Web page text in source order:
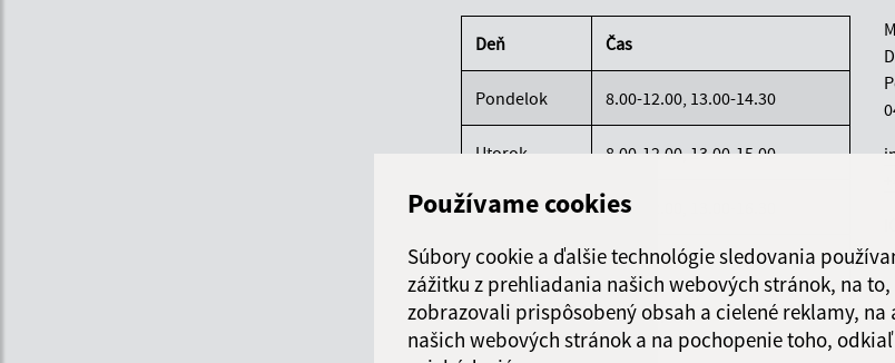
Používame cookies
Súbory cookie a ďalšie technológie sledovania
zážitku z prehliadania našich webových stránok, na
zobrazovali prispôsobený obsah a cielené reklamy, na
našich webových stránok a na pochopenie toho,
Deň Čas
Pondelok 8.00-12.00, 13.00-14.30
Utorok 8.00-12.00, 13.00-15.00
Streda 8.00-12.00, 13.00-16.30
Štvrtok 8.00-12.00
Piatok 8.00-12.00